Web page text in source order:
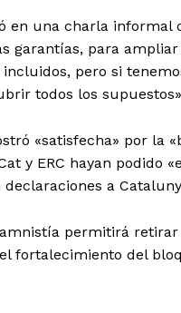
en una charla
garantías, para ampliar
pero si
todos los
«satisfecha» por la
y ERC hayan podido
a
permitirá retirar
fortalecimiento del